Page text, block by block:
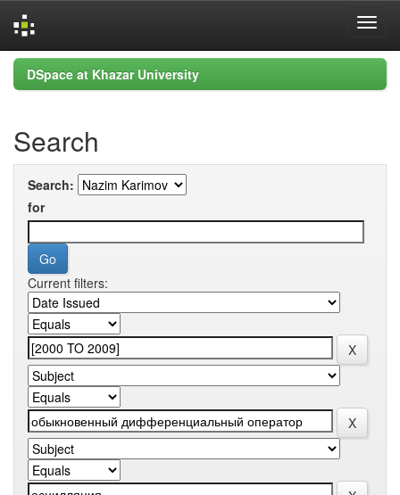
Skip
navigation
DSpace at Khazar University
Search
Search:
for
Current filters: